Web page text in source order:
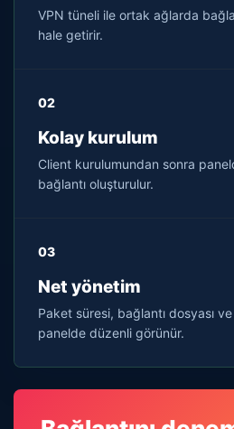
VPN tüneli ile ortak ağlarda
hale getirir.
02
Kolay kurulum
Client kurulumundan sonra
bağlantı oluşturulur.
03
Net yönetim
Paket süresi, bağlantı dosyası
panelde düzenli görünür.